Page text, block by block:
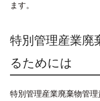
ます。
特別管理産業廃
るためには
特別管理産業廃棄物管